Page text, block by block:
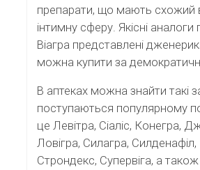
препарати, що мають схожий
інтимну сферу. Якісні аналоги
Віагра представлені
можна купити за
В аптеках можна знайти такі
поступаються популярному
це Левітра, Сіаліс, Конегра,
Ловігра, Силагра, Силденафіл,
Строндекс, Супервіга, а